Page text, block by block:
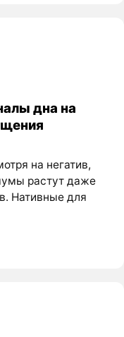
дна на
на негатив,
растут даже
Нативные для